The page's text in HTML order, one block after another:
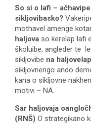
So si o lafi –
sikljovibasko?
mothavel amenge
haljova so kerelap lafi
školuibe, angleder te
sikljovibe na
sikljovnengo ando
kana o sikljovne
motivi – NA.
Sar haljovaja
(RNŠ) O strategikano